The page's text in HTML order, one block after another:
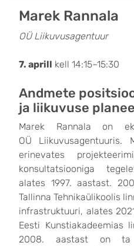
Marek Rannala
OÜ Liikuvusagentuur
7. aprill kell 14:15–15:30
Andmete
ja liikuvuse
Marek Rannala on
OÜ Liikuvusagentuuris.
erinevates
konsultatsiooniga
alates 1997. aastast.
Tallinna Tehnikaülikoolis
infrastruktuuri, alates
Eesti Kunstiakadeemias
2008. aastast on ta